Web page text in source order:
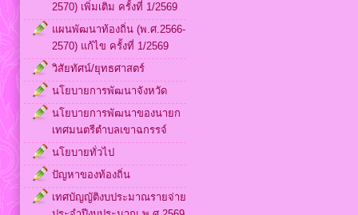
2570) เพิ่มเติม ครั้งที่ 1/2569
แผนพัฒนาท้องถิ่น (พ.ศ.2566-
2570) แก้ไข ครั้งที่ 1/2569
วิสัยทัศน์/ยุทธศาสตร์
นโยบายการพัฒนาจังหวัด
นโยบายการพัฒนาของนายก
เทศมนตรีตำบลเขาฉกรรจ์
นโยบายทั่วไป
ปัญหาของท้องถิ่น
เทศบัญญัติงบประมาณรายจ่าย